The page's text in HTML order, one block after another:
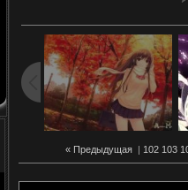
« Предыдущая 102 103